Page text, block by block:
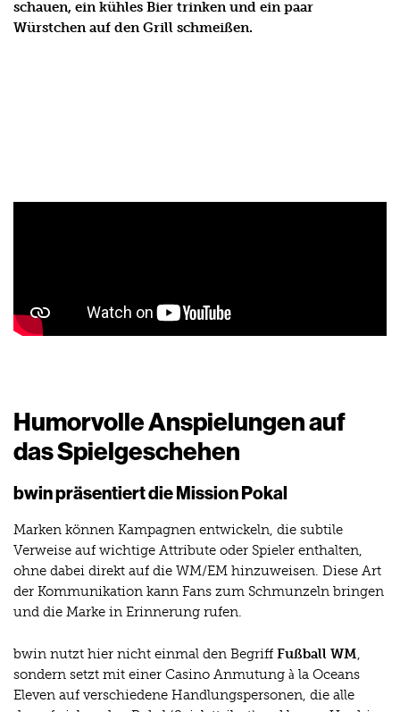
schauen, ein kühles Bier trinken und ein paar
Würstchen auf den Grill schmeißen.
Humorvolle Anspielungen auf
das Spielgeschehen
bwin präsentiert die Mission Pokal
Marken können Kampagnen entwickeln, die subtile
Verweise auf wichtige Attribute oder Spieler enthalten,
ohne dabei direkt auf die WM/EM hinzuweisen. Diese Art
der Kommunikation kann Fans zum Schmunzeln bringen
und die Marke in Erinnerung rufen.
bwin nutzt hier nicht einmal den Begriff Fußball WM,
sondern setzt mit einer Casino Anmutung à la Oceans
Eleven auf verschiedene Handlungspersonen, die alle